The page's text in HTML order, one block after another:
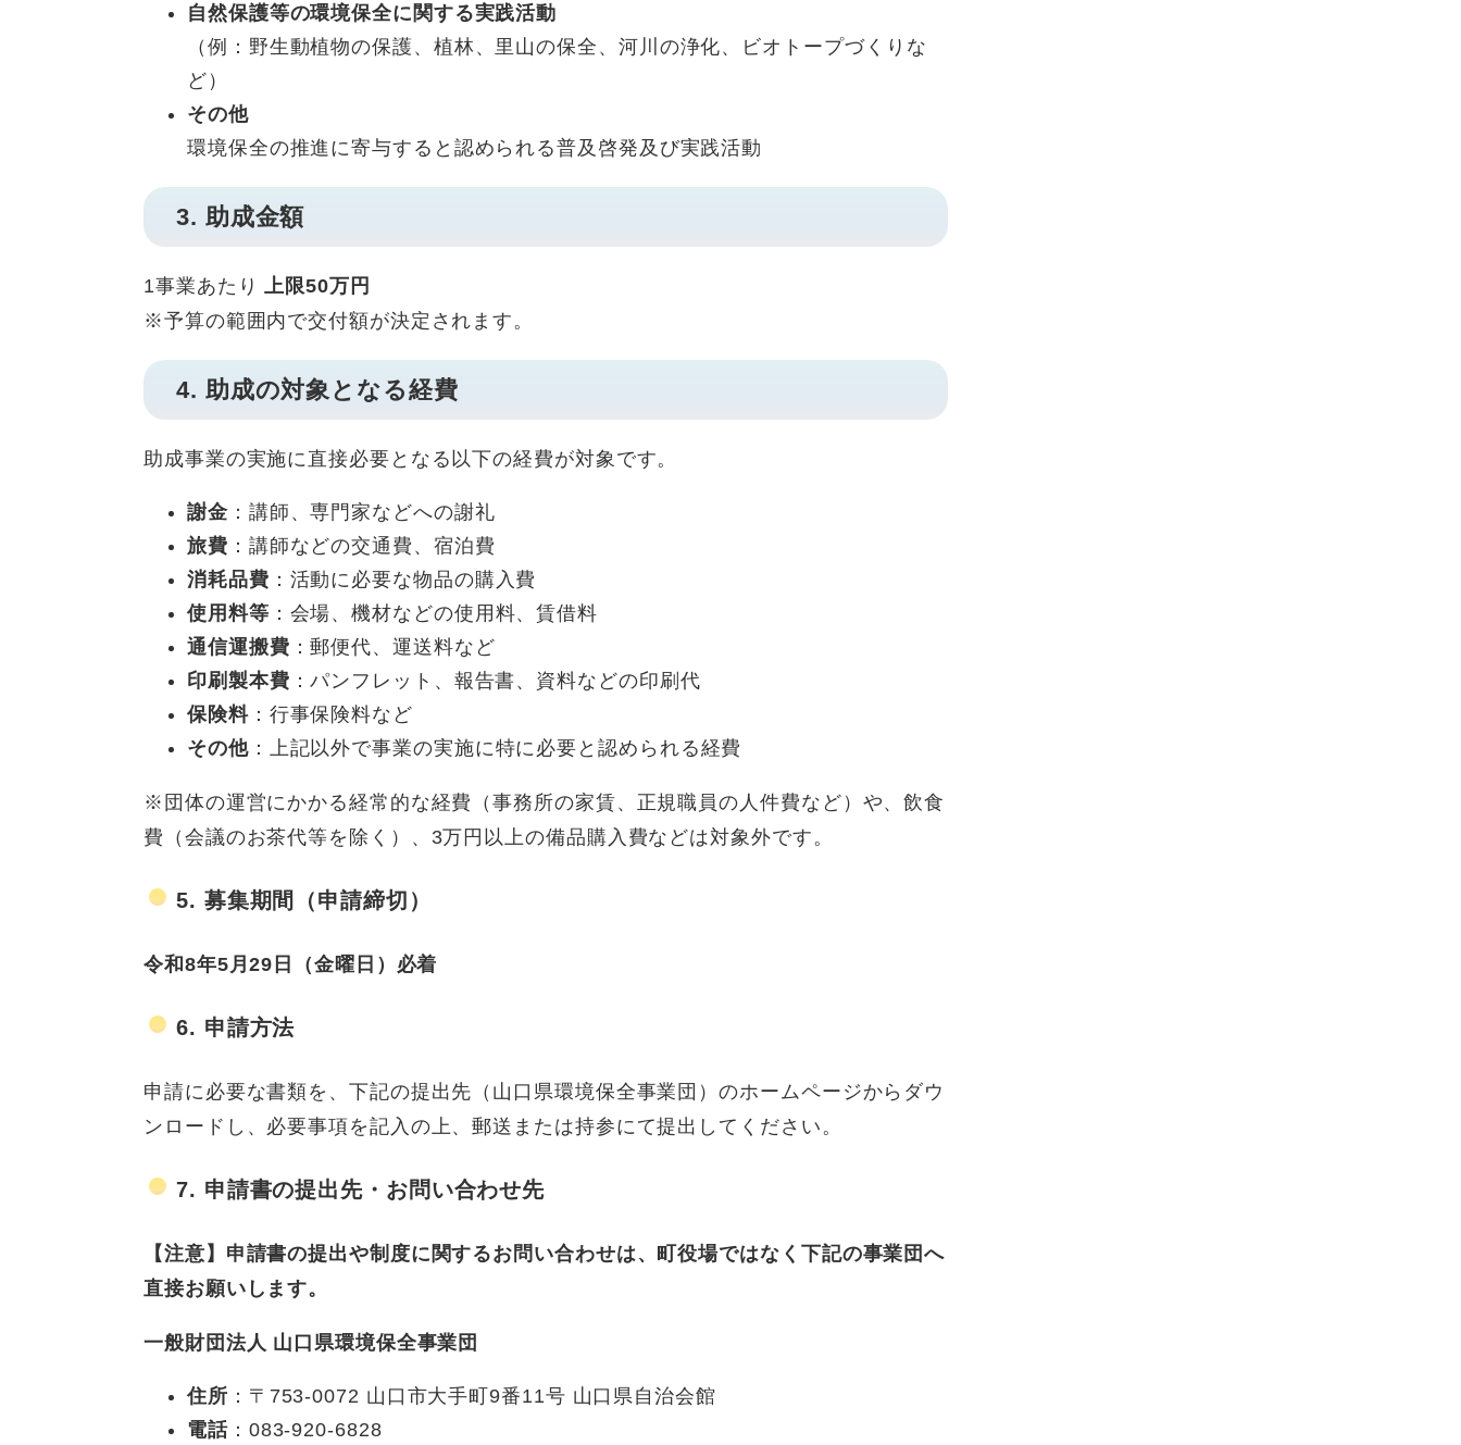
自然保護等の環境保全に関する実践活動
（例：野生動植物の保護、植林、里山の保全、河川の浄化、ビオトープづくりな
ど）
その他
環境保全の推進に寄与すると認められる普及啓発及び実践活動
3. 助成金額
1事業あたり上限50万円
※予算の範囲内で交付額が決定されます。
4. 助成の対象となる経費
助成事業の実施に直接必要となる以下の経費が対象です。
謝金 ：講師、専門家などへの謝礼
旅費 ：講師などの交通費、宿泊費
消耗品費 ：活動に必要な物品の購入費
使用料等 ：会場、機材などの使用料、賃借料
通信運搬費 ：郵便代、運送料など
印刷製本費 ：パンフレット、報告書、資料などの印刷代
保険料：行事保険料など
その他：上記以外で事業の実施に特に必要と認められる経費
※団体の運営にかかる経常的な経費（事務所の家賃、正規職員の人件費など）や、飲食
費（会議のお茶代等を除く）、3万円以上の備品購入費などは対象外です。
5. 募集期間（申請締切）
令和8年5月29日（金曜日）必着
6. 申請方法
申請に必要な書類を、下記の提出先（山口県環境保全事業団）のホームページからダウ
ンロードし、必要事項を記入の上、郵送または持参にて提出してください。
7. 申請書の提出先・お問い合わせ先
【注意】申請書の提出や制度に関するお問い合わせは、町役場ではなく下記の事業団へ
直接お願いします。
一般財団法人 山口県環境保全事業団
住所 ：〒753-0072 山口市大手町9番11号 山口県自治会館
電話：083-920-6828